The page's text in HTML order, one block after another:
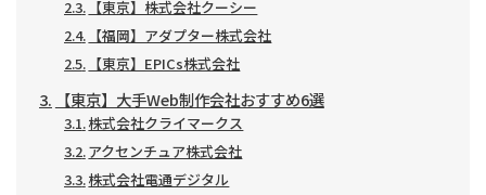
【東京】株式会社クーシー
【福岡】アダプター株式会社
【東京】EPICs株式会社
【東京】大手Web制作会社おすすめ6選
株式会社クライマークス
アクセンチュア株式会社
株式会社電通デジタル